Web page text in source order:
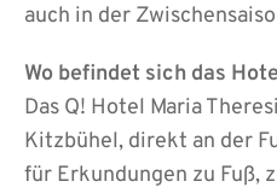
auch in der
Wo befindet sich das
Das Q! Hotel Maria
Kitzbühel, direkt an der
für Erkundungen zu Fuß,